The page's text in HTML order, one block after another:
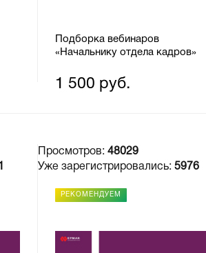
Подборка вебинаров
«Начальнику отдела кадров»
1 500 руб.
Просмотров:48029
Уже зарегистрировались:5976
РЕКОМЕНДУЕМ